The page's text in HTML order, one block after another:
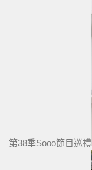
第38季Sooo節目巡禮